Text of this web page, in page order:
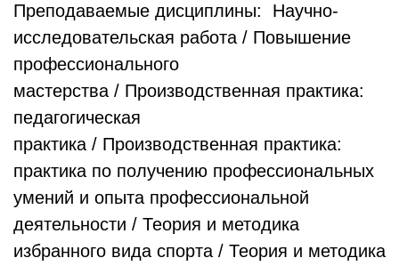
Преподаваемые дисциплины: Научно-
исследовательская работа / Повышение
профессионального
мастерства / Производственная практика:
педагогическая
практика / Производственная практика:
практика по получению профессиональных
умений и опыта профессиональной
деятельности / Теория и методика
избранного вида спорта / Теория и методика